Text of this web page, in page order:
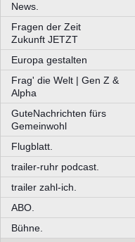
News.
Fragen der Zeit
Zukunft JETZT
Europa gestalten
Frag' die Welt | Gen Z &
Alpha
GuteNachrichten fürs
Gemeinwohl
Flugblatt.
trailer-ruhr podcast.
trailer zahl-ich.
ABO.
Bühne.